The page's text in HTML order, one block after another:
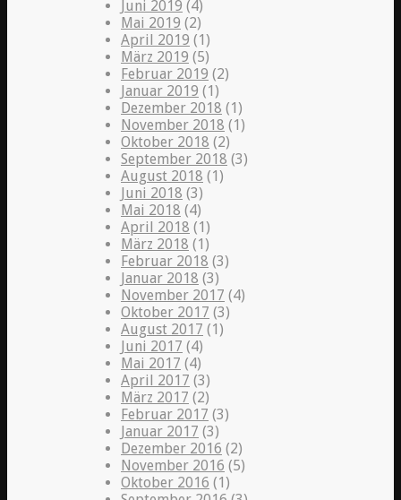
Juni 2019 (4)
Mai 2019 (2)
April 2019 (1)
März 2019 (5)
Februar 2019 (2)
Januar 2019 (1)
Dezember 2018 (1)
November 2018 (1)
Oktober 2018 (2)
September 2018 (3)
August 2018 (1)
Juni 2018 (3)
Mai 2018 (4)
April 2018 (1)
März 2018 (1)
Februar 2018 (3)
Januar 2018 (3)
November 2017 (4)
Oktober 2017 (3)
August 2017 (1)
Juni 2017 (4)
Mai 2017 (4)
April 2017 (3)
März 2017 (2)
Februar 2017 (3)
Januar 2017 (3)
Dezember 2016 (2)
November 2016 (5)
Oktober 2016 (1)